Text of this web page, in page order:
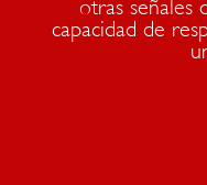
otras señales
capacidad de